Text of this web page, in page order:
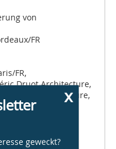
von
FR
FR,
Druot Architecture,
Hutin Architecture,
Puyoo,
x
geweckt?